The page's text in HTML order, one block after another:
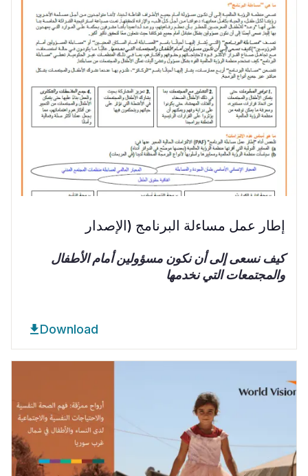
إطار عمل مساءلة البرنامج (الإصدار
كيف نسعى إلى أن نكون مسؤولين أمام الأطفال
والمجتمعات التي نخدمها
Download